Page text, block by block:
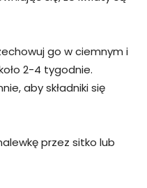
go w ciemnym i
2-4 tygodnie.
aby składniki się
przez sitko lub